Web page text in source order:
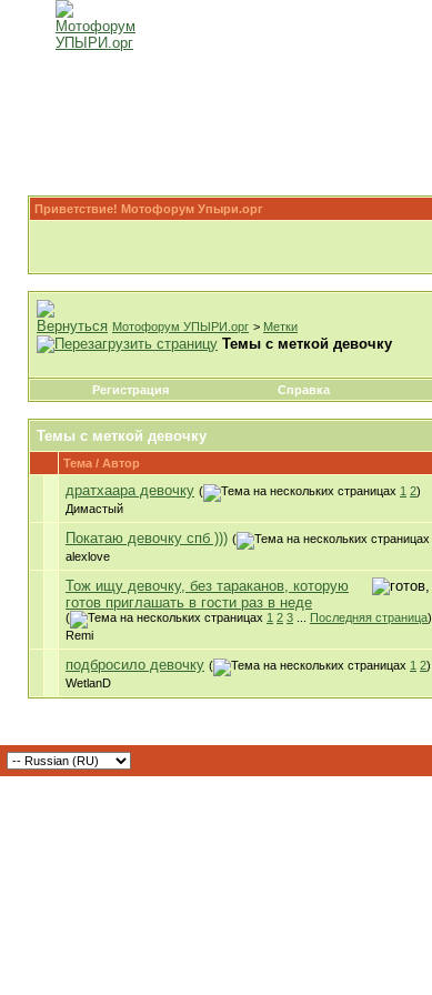
Приветствие! Мотофорум Упыри.орг
Мотофорум УПЫРИ.орг > Метки
Темы с меткой девочку
Регистрация Справка
Темы с меткой девочку
Тема / Автор
дратхаара девочку ( 1 2)
Димастый
Покатаю девочку спб ))) (
alexlove
Тож ищу девочку, без тараканов, которую
готов приглашать в гости раз в неде
( 1 2 3 Последняя страница)
Remi
подбросило девочку ( 1 2)
WetlanD